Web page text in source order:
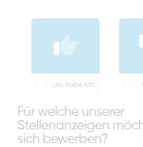
Ja, habe ich!
Für welche unserer
Stellenanzeigen
sich bewerben?